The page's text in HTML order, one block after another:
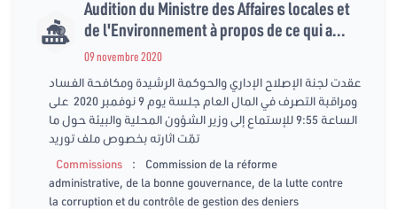
Audition du Ministre des Affaires locales et
de l'Environnement à propos de ce qui a...
09 novembre 2020
عقدت لجنة الإصلاح الإداري والحوكمة الرشيدة ومكافحة الفساد
ومراقبة التصرف في المال العام جلسة يوم 9 نوفمبر 2020 على
الساعة 9:55 للإستماع إلى وزير الشؤون المحلية والبيئة حول ما
تمّت اثارته بخصوص ملف توريد
Commissions
:
Commission de la réforme
administrative, de la bonne gouvernance, de la lutte contre
la corruption et du contrôle de gestion des deniers